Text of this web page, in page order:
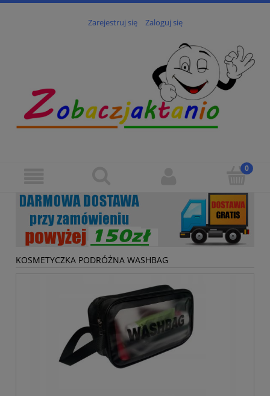
Zarejestruj się Zaloguj się
KOSMETYCZKA PODRÓŻNA WASHBAG